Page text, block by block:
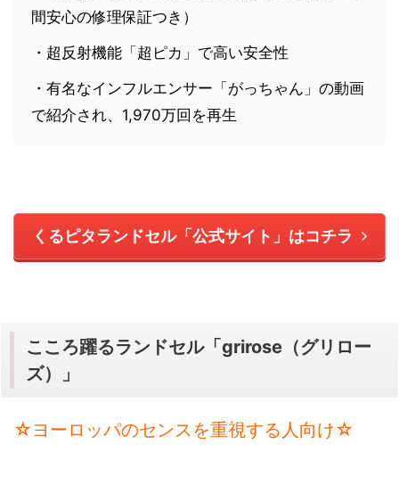
間安心の修理保証つき）
・超反射機能「超ピカ」で高い安全性
・有名なインフルエンサー「がっちゃん」の動画
で紹介され、1,970万回を再生
くるピタランドセル「公式サイト」はコチラ
こころ躍るランドセル「grirose（グリロー
ズ）」
☆ヨーロッパのセンスを重視する人向け☆